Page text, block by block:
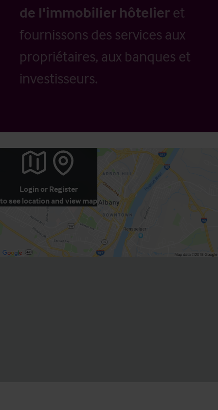
de l'immobilier hôtelier et
fournissons des services aux
propriétaires, aux banques et
investisseurs.
Login or Register
to see location and view map